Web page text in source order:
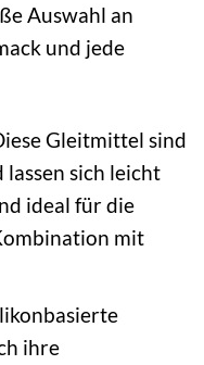
Auswahl an
und jede
Gleitmittel sind
sich leicht
ideal für die
mit
ihre